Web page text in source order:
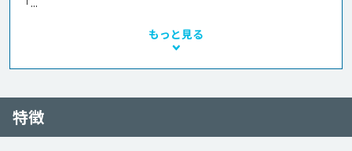
もっと見る
特徴